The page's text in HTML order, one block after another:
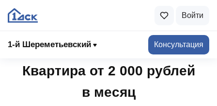
Войти
1-й Шереметьевский Консультация
К списку акций
Квартира от 2 000 рублей
в месяц